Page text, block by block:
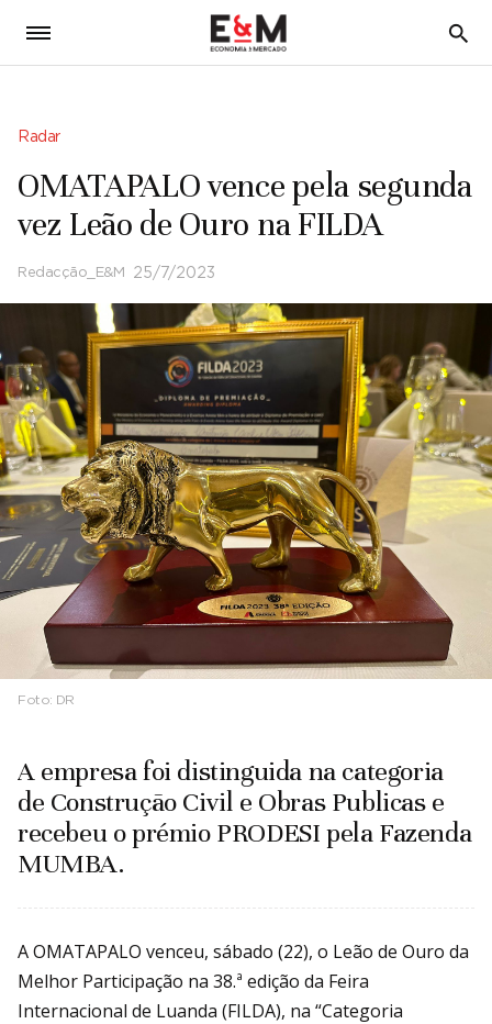
5
Radar
OMATAPALO vence pela segunda
vez Leão de Ouro na FILDA
Redacção_E&M 25/7/2023
Foto: DR
A empresa foi distinguida na categoria
de Construção Civil e Obras Publicas e
recebeu o prémio PRODESI pela Fazenda
MUMBA.
A OMATAPALO venceu, sábado (22), o Leão de Ouro da
Melhor Participação na 38.ª edição da Feira
Internacional de Luanda (FILDA), na “Categoria